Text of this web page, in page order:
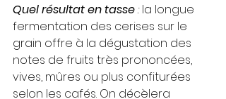
Quel résultat en tasse : la longue
fermentation des cerises sur le
grain offre à la dégustation des
notes de fruits très prononcées,
vives, mûres ou plus confiturées
selon les cafés. On décèlera